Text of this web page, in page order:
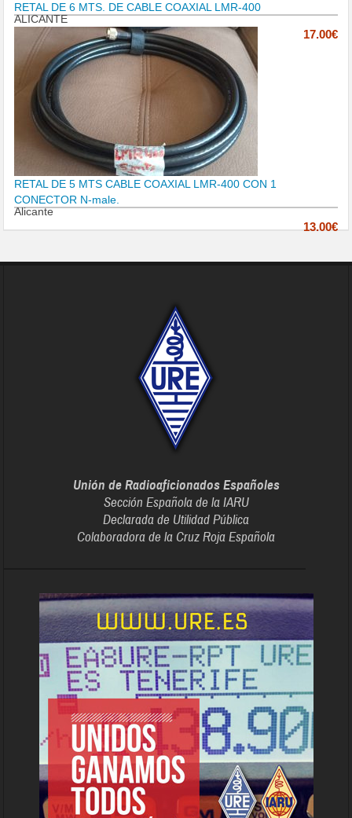
RETAL DE 6 MTS. DE CABLE COAXIAL LMR-400
ALICANTE
17.00€
RETAL DE 5 MTS CABLE COAXIAL LMR-400 CON 1
CONECTOR N-male.
Alicante
13.00€
Unión de Radioaficionados Españoles
Sección Española de la IARU
Declarada de Utilidad Pública
Colaboradora de la Cruz Roja Española